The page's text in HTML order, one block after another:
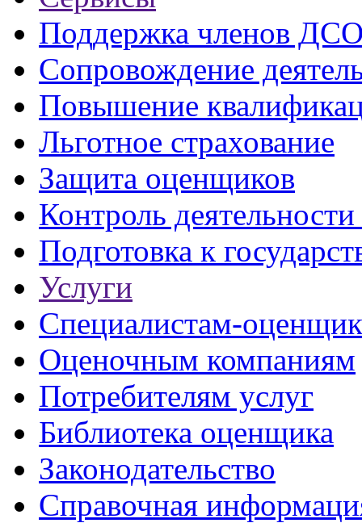
Поддержка членов
Сопровождение
Повышение
Льготное страхование
Защита оценщиков
Контроль
Подготовка к
Услуги
Специалистам-
Оценочным компаниям
Потребителям услуг
Библиотека оценщика
Законодательство
Справочная